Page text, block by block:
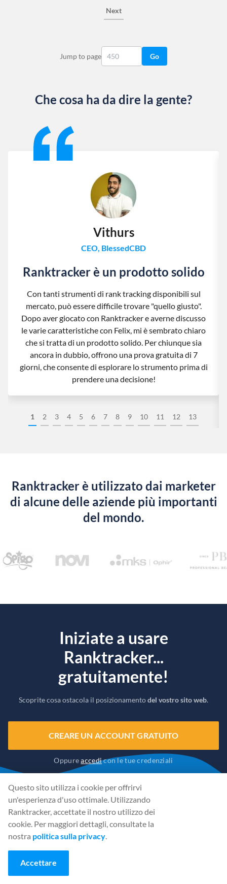
Next
Jump to page Go
Che cosa ha da dire la gente?
1 2 3 4 5 6 7 8 9 10 11 12 13
Vithurs
CEO, BlessedCBD
Ranktracker è un prodotto solido
Con tanti strumenti di rank tracking disponibili sul
mercato, può essere difficile trovare "quello giusto".
Dopo aver giocato con Ranktracker e averne discusso
le varie caratteristiche con Felix, mi è sembrato chiaro
che si tratta di un prodotto solido. Per chiunque sia
ancora in dubbio, offrono una prova gratuita di 7
giorni, che consente di esplorare lo strumento prima di
prendere una decisione!
Ranktracker è utilizzato dai marketer
di alcune delle aziende più importanti
del mondo.
Iniziate a usare
Ranktracker...
gratuitamente!
Scoprite cosa ostacola il posizionamentodel vostro sito web.
CREARE UN ACCOUNT GRATUITO
Oppureaccedicon le tue credenziali
Questo sito utilizza i cookie per offrirvi
un'esperienza d'uso ottimale. Utilizzando
Ranktracker, accettate il nostro utilizzo dei
cookie. Per maggiori dettagli, consultate la
nostra politica sulla privacy.
Accettare